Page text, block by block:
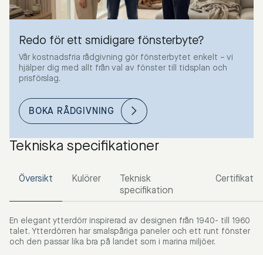
Tekniska specifikationer
Översikt Kulörer
Teknisk
specifikation
Certifikat
En elegant ytterdörr inspirerad av designen från 1940- till 1960
talet. Ytterdörren har smalspåriga paneler och ett runt fönster
och den passar lika bra på landet som i marina miljöer.
Redo för ett smidigare fönsterbyte?
Vår kostnadsfria rådgivning gör fönsterbytet enkelt – vi
hjälper dig med allt från val av fönster till tidsplan och
prisförslag.
BOKA RÅDGIVNING